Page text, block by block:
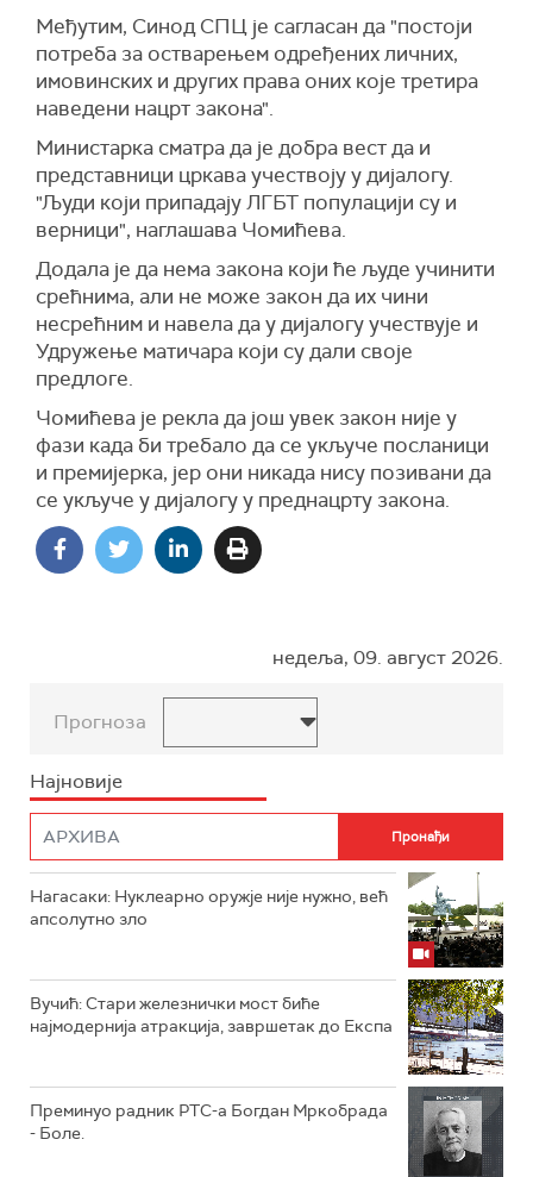
Међутим, Синод СПЦ је сагласан да "постоји
потреба за остварењем одређених личних,
имовинских и других права оних које третира
наведени нацрт закона".
Министарка сматра да је добра вест да и
представници цркава учествоју у дијалогу.
"Људи који припадају ЛГБТ популацији су и
верници", наглашава Чомићева.
Додала је да нема закона који ће људе учинити
срећнима, али не може закон да их чини
несрећним и навела да у дијалогу учествује и
Удружење матичара који су дали своје
предлоге.
Чомићева је рекла да још увек закон није у
фази када би требало да се укључе посланици
и премијерка, јер они никада нису позивани да
се укључе у дијалогу у преднацрту закона.
недеља, 09. август 2026.
Прогноза
Најновије
Нагасаки: Нуклеарно оружје није нужно, већ
апсолутно зло
Вучић: Стари железнички мост биће
најмодернија атракција, завршетак до Експа
Преминуо радник РТС-а Богдан Мркобрада
- Боле.